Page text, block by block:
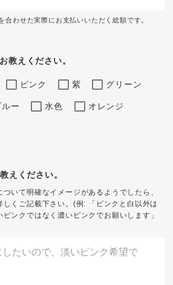
わせた実際にお支払いいただく総額です。
教えください。
ピンク 紫 グリーン
ルー 水色 オレンジ
えください。
ついて明確なイメージがあるようでしたら、
くご記載下さい。(例: 「ピンクと白以外は
ンクではなく濃いピンクでお願いします」